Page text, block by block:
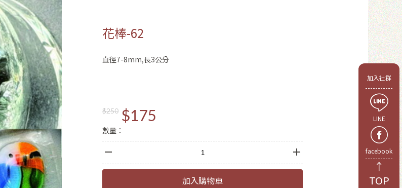
註冊會員
Email
密碼
確認
加入社群
LINE
facebook
↑
TOP
花棒-62
直徑7-8mm,長3公分
$250 $175
數量：
加入購物車